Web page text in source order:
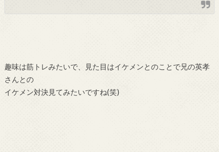
趣味は筋トレみたいで、見た目はイケメンとのことで兄の英孝
さんとの
イケメン対決見てみたいですね(笑)